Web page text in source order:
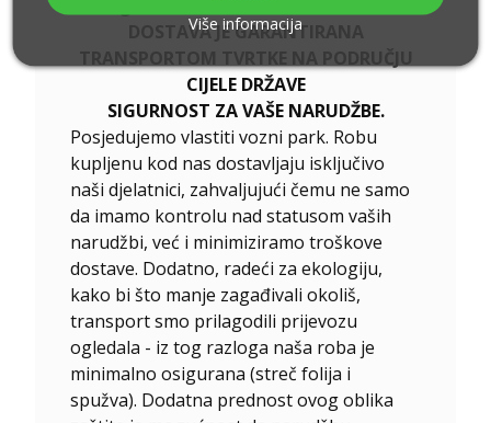
DOSTAVA JE GARANTIRANA
CIJELE DRŽAVE
SIGURNOST ZA VAŠE NARUDŽBE.
Posjedujemo vlastiti vozni park. Robu
kupljenu kod nas dostavljaju isključivo
naši djelatnici, zahvaljujući čemu ne samo
da imamo kontrolu nad statusom vaših
narudžbi, već i minimiziramo troškove
dostave. Dodatno, radeći za ekologiju,
kako bi što manje zagađivali okoliš,
transport smo prilagodili prijevozu
ogledala - iz tog razloga naša roba je
minimalno osigurana (streč folija i
spužva). Dodatna prednost ovog oblika
Više informacija